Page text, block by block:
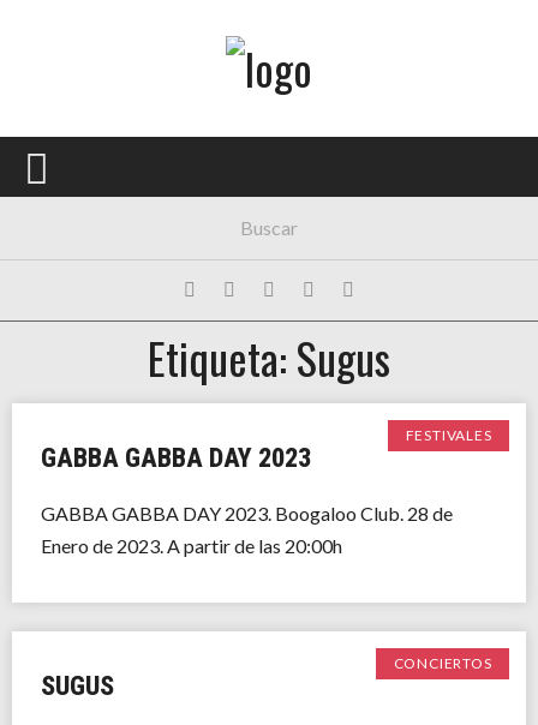
PORTADA
FESTIVALES
HISTORIAS
Etiqueta: Sugus
FESTIVALES
GABBA GABBA DAY 2023
GABBA GABBA DAY 2023. Boogaloo Club. 28 de
Enero de 2023. A partir de las 20:00h
CONCIERTOS
SUGUS